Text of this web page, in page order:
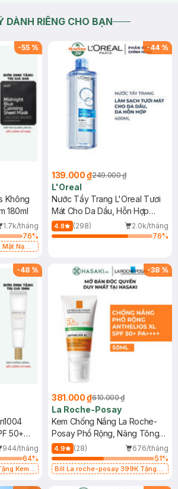
DÀNH RIÊNG CHO BẠN
-55 %
Không
180ml
1.7k/tháng
76%
Nạ
-44 %
139.000 ₫249.000 ₫
L'Oreal
Nước Tẩy Trang L'Oreal Tươi
Mát Cho Da Dầu, Hỗn Hợp
400ml
4.8 (298)
2.0k/tháng
76%
-48 %
50+
944/tháng
64%
Kem
-38 %
381.000 ₫610.000 ₫
La Roche-Posay
Kem Chống Nắng La Roche-
Posay Phổ Rộng, Nâng Tông
Kiềm Dầu 50ml
4.9 (28)
676/tháng
51%
Bill La roche-posay 399K Tặng